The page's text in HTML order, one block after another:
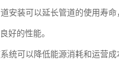
安装可以延长管道的使用寿
好的性能。
统可以降低能源消耗和运营